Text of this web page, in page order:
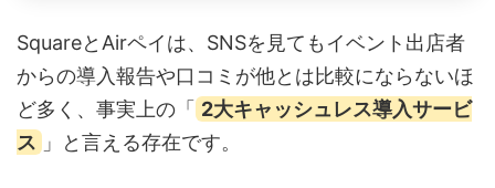
SquareとAirペイは、SNSを見てもイベント出店者
からの導入報告や口コミが他とは比較にならないほ
ど多く、事実上の「 2大キャッシュレス導入サービ
ス 」と言える存在です。